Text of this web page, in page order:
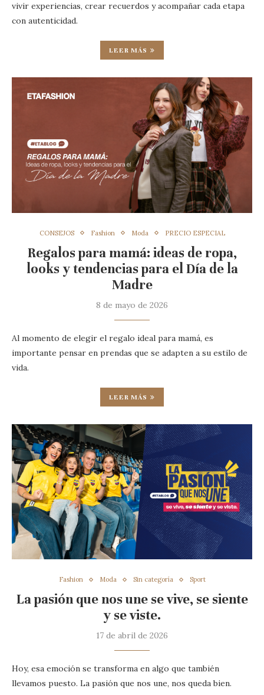
vivir experiencias, crear recuerdos y acompañar cada etapa
con autenticidad.
LEER MÁS
CONSEJOS Fashion Moda PRECIO ESPECIAL
Regalos para mamá: ideas de ropa,
looks y tendencias para el Día de la
Madre
8 de mayo de 2026
Al momento de elegir el regalo ideal para mamá, es
importante pensar en prendas que se adapten a su estilo de
vida.
LEER MÁS
Fashion Moda Sin categoría Sport
La pasión que nos une se vive, se siente
y se viste.
17 de abril de 2026
Hoy, esa emoción se transforma en algo que también
llevamos puesto. La pasión que nos une, nos queda bien.